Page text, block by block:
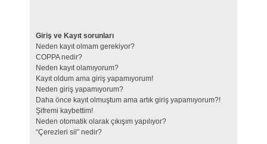
Giriş ve Kayıt sorunları
Neden kayıt olmam gerekiyor?
COPPA nedir?
Neden kayıt olamıyorum?
Kayıt oldum ama giriş yapamıyorum!
Neden giriş yapamıyorum?
Daha önce kayıt olmuştum ama artık giriş yapamıyorum?!
Şifremi kaybettim!
Neden otomatik olarak çıkışım yapılıyor?
“Çerezleri sil” nedir?